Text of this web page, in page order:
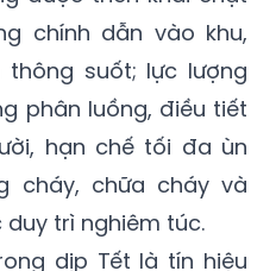
chính dẫn vào khu,
suốt; lực lượng
phân luồng, điều tiết
hạn chế tối đa ùn
cháy, chữa cháy và
trì nghiêm túc.
dịp Tết là tín hiệu